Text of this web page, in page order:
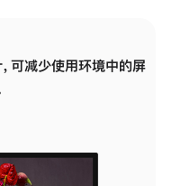
可减少使用环境中的屏